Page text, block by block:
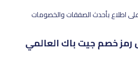
اطلاع بأحدث الصفقات والخصومات
رمز خصم جيت باك العالمي